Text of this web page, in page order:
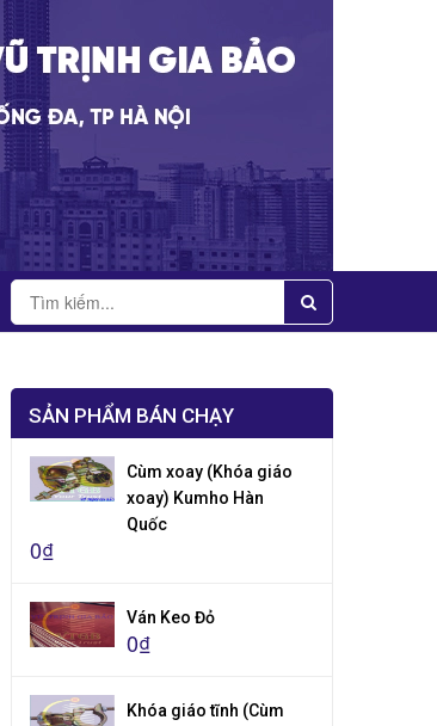
SẢN PHẨM BÁN CHẠY
Cùm xoay (Khóa giáo
xoay) Kumho Hàn
Quốc
0₫
Ván Keo Đỏ
0₫
Khóa giáo tĩnh (Cùm